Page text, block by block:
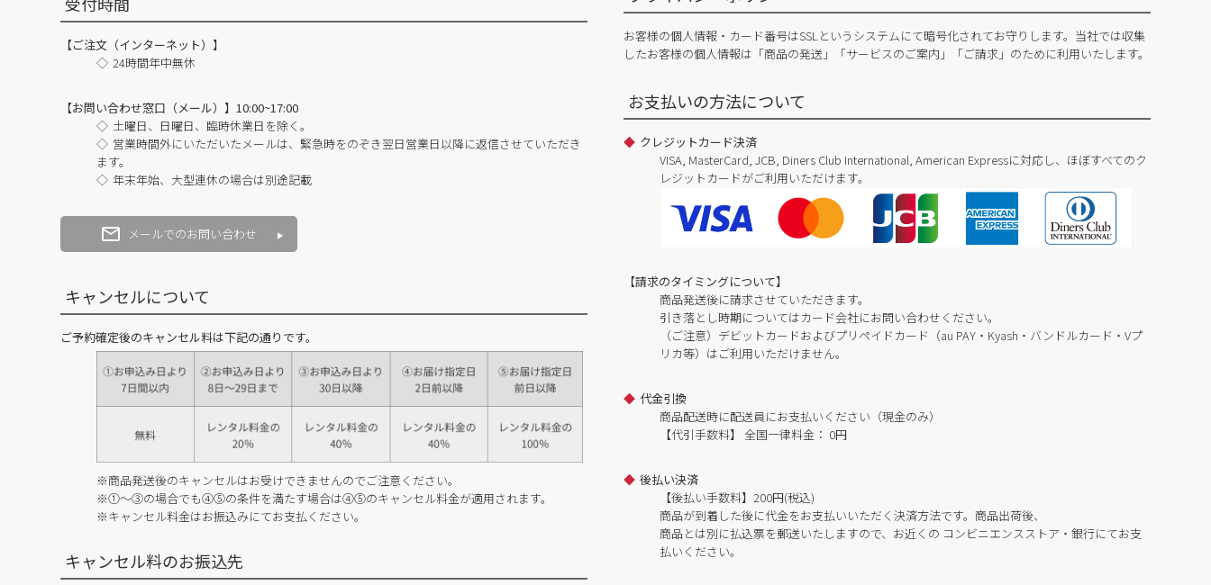
【ご注文（インターネット）】
24時間年中無休
【お問い合わせ窓口（メール）】10:00~17:00
土曜日、日曜日、臨時休業日を除く。
営業時間外にいただいたメールは、緊急時をのぞき翌日営業日以降に返信させていただき
ます。
年末年始、大型連休の場合は別途記載
メールでのお問い合わせ
キャンセルについて
ご予約確定後のキャンセル料は下記の通りです。
※商品発送後のキャンセルはお受けできませんのでご注意ください。
※①～③の場合でも④⑤の条件を満たす場合は④⑤のキャンセル料金が適用されます。
※キャンセル料金はお振込みにてお支払ください。
キャンセル料のお振込先
お客様の個人情報・カード番号はSSLというシステムにて暗号化されてお守りします。当社では収集
したお客様の個人情報は「商品の発送」「サービスのご案内」「ご請求」のために利用いたします。
お支払いの方法について
クレジットカード決済
VISA, MasterCard, JCB, Diners Club International, American Expressに対応し、ほぼすべてのク
レジットカードがご利用いただけます。
【請求のタイミングについて】
商品発送後に請求させていただきます。
引き落とし時期についてはカード会社にお問い合わせください。
（ご注意）デビットカードおよびプリペイドカード（au PAY・Kyash・バンドルカード・Vプ
リカ等）はご利用いただけません。
代金引換
商品配送時に配送員にお支払いください（現金のみ）
【代引手数料】 全国一律料金： 0円
後払い決済
【後払い手数料】200円(税込)
商品が到着した後に代金をお支払いいただく決済方法です。商品出荷後、
商品とは別に払込票を郵送いたしますので、お近くの コンビニエンスストア・銀行にてお支
払いください。